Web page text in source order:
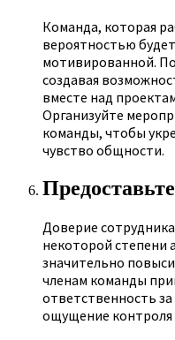
Команда, которая
вероятностью
мотивированной.
создавая
вместе над
Организуйте
команды, чтобы
чувство общности.
Доверие
некоторой
значительно
членам команды
ответственность
ощущение контроля